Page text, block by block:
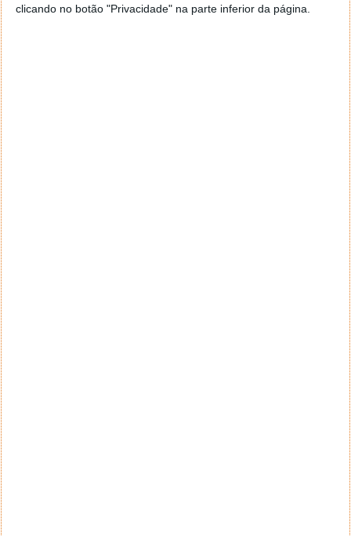
clicando no botão "Privacidade" na parte inferior da página.